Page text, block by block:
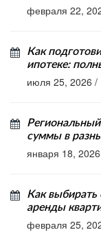
февраля 22,
Как
ипотеке:
июля 25, 2026 /
суммы в
января 18, 2026
Как выбирать
аренды
февраля 25,